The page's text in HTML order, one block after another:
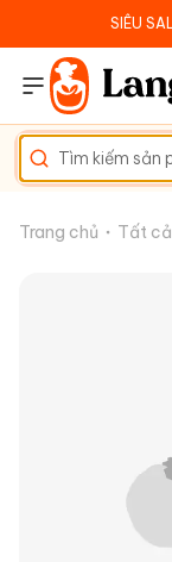
SIÊU
Trang chủ Tất